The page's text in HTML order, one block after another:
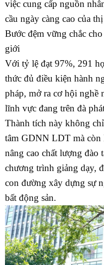
việc cung cấp nguồn
cầu ngày càng cao của
Bước đệm vững chắc
giới
Với tỷ lệ đạt 97%, 291
thức đủ điều kiện hành
pháp, mở ra cơ hội nghề
lĩnh vực đang trên đà
Thành tích này không
tâm GDNN LDT mà còn
nâng cao chất lượng đào
chương trình giảng dạy,
con đường xây dựng sự
bất động sản.